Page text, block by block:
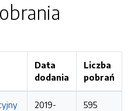
Data
dodania
Liczba
pobrań
2019-
595